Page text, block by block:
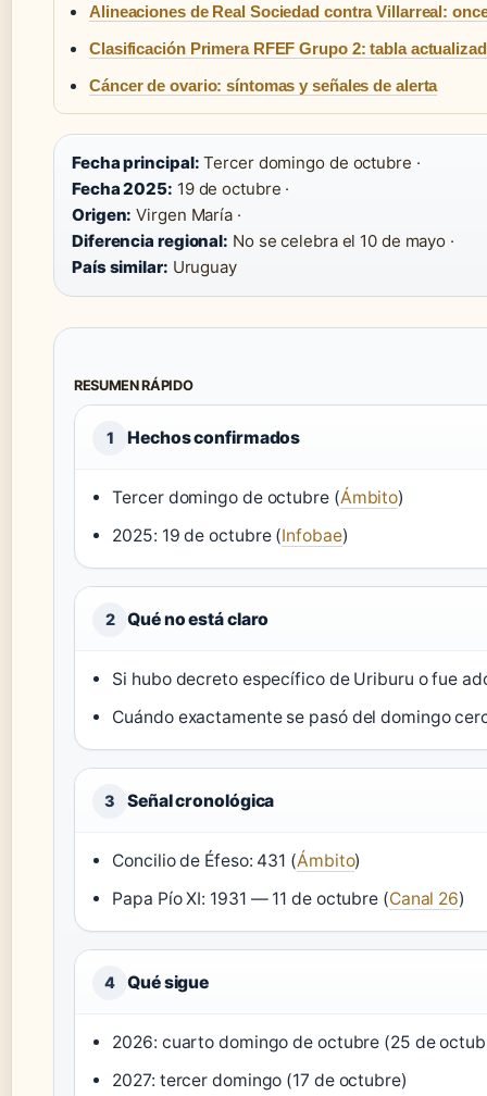
Alineaciones de Real Sociedad contra Villarreal:
Clasificación Primera RFEF Grupo 2: tabla
Cáncer de ovario: síntomas y señales de alerta
Fecha principal: Tercer domingo de octubre ·
Fecha 2025: 19 de octubre ·
Origen: Virgen María ·
Diferencia regional: No se celebra el 10 de mayo ·
País similar: Uruguay
RESUMEN RÁPIDO
1 Hechos confirmados
Tercer domingo de octubre (Ámbito)
2025: 19 de octubre (Infobae)
2 Qué no está claro
Si hubo decreto específico de Uriburu o fue
Cuándo exactamente se pasó del domingo
3 Señal cronológica
Concilio de Éfeso: 431 (Ámbito)
Papa Pío XI: 1931 — 11 de octubre (Canal 26)
4 Qué sigue
2026: cuarto domingo de octubre (25 de
2027: tercer domingo (17 de octubre)